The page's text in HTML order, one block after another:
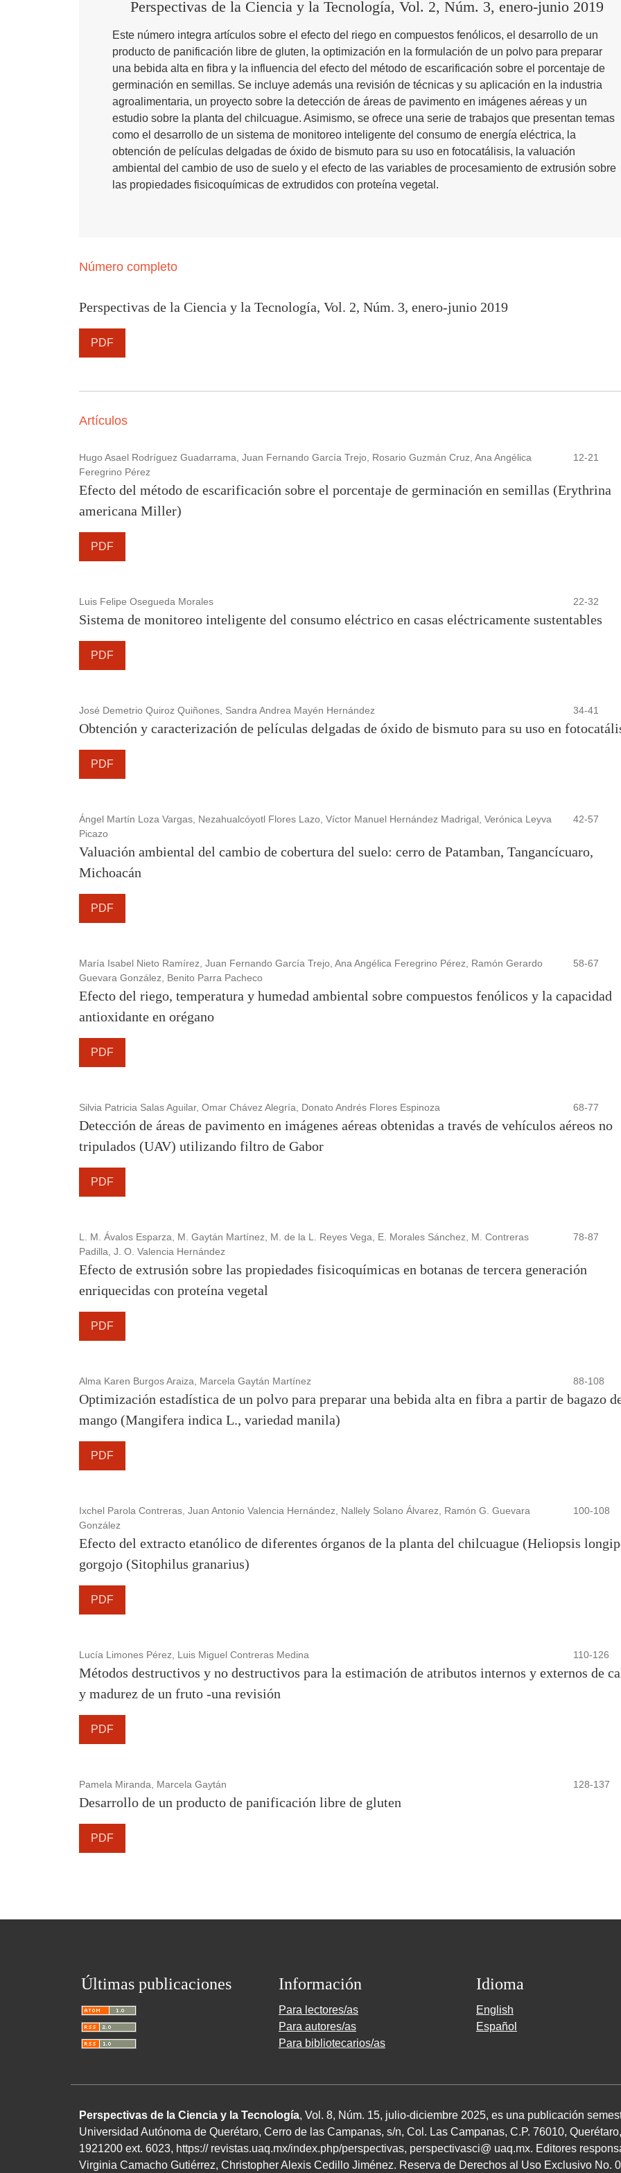
Perspectivas de la Ciencia y la Tecnología, Vol. 2, Núm. 3, enero-junio 2019
Este número integra artículos sobre el efecto del riego en compuestos fenólicos, el desarrollo de un
producto de panificación libre de gluten, la optimización en la formulación de un polvo para preparar
una bebida alta en fibra y la influencia del efecto del método de escarificación sobre el porcentaje de
germinación en semillas. Se incluye además una revisión de técnicas y su aplicación en la industria
agroalimentaria, un proyecto sobre la detección de áreas de pavimento en imágenes aéreas y un
estudio sobre la planta del chilcuague. Asimismo, se ofrece una serie de trabajos que presentan temas
como el desarrollo de un sistema de monitoreo inteligente del consumo de energía eléctrica, la
obtención de películas delgadas de óxido de bismuto para su uso en fotocatálisis, la valuación
ambiental del cambio de uso de suelo y el efecto de las variables de procesamiento de extrusión sobre
las propiedades fisicoquímicas de extrudidos con proteína vegetal.
Número completo
Perspectivas de la Ciencia y la Tecnología, Vol. 2, Núm. 3, enero-junio 2019
PDF
Artículos
Hugo Asael Rodríguez Guadarrama, Juan Fernando García Trejo, Rosario Guzmán Cruz, Ana Angélica
Feregrino Pérez
12-21
Efecto del método de escarificación sobre el porcentaje de germinación en semillas (Erythrina
americana Miller)
PDF
Luis Felipe Osegueda Morales 22-32
Sistema de monitoreo inteligente del consumo eléctrico en casas eléctricamente sustentables
PDF
José Demetrio Quiroz Quiñones, Sandra Andrea Mayén Hernández 34-41
Obtención y caracterización de películas delgadas de óxido de bismuto para su uso en
PDF
Ángel Martín Loza Vargas, Nezahualcóyotl Flores Lazo, Víctor Manuel Hernández Madrigal, Verónica Leyva
Picazo
42-57
Valuación ambiental del cambio de cobertura del suelo: cerro de Patamban, Tangancícuaro,
Michoacán
PDF
María Isabel Nieto Ramírez, Juan Fernando García Trejo, Ana Angélica Feregrino Pérez, Ramón Gerardo
Guevara González, Benito Parra Pacheco
58-67
Efecto del riego, temperatura y humedad ambiental sobre compuestos fenólicos y la capacidad
antioxidante en orégano
PDF
Silvia Patricia Salas Aguilar, Omar Chávez Alegría, Donato Andrés Flores Espinoza 68-77
Detección de áreas de pavimento en imágenes aéreas obtenidas a través de vehículos aéreos no
tripulados (UAV) utilizando filtro de Gabor
PDF
L. M. Ávalos Esparza, M. Gaytán Martínez, M. de la L. Reyes Vega, E. Morales Sánchez, M. Contreras
Padilla, J. O. Valencia Hernández
78-87
Efecto de extrusión sobre las propiedades fisicoquímicas en botanas de tercera generación
enriquecidas con proteína vegetal
PDF
Alma Karen Burgos Araiza, Marcela Gaytán Martínez 88-108
Optimización estadística de un polvo para preparar una bebida alta en fibra a partir de bagazo
mango (Mangifera indica L., variedad manila)
PDF
Ixchel Parola Contreras, Juan Antonio Valencia Hernández, Nallely Solano Álvarez, Ramón G. Guevara
González
100-108
Efecto del extracto etanólico de diferentes órganos de la planta del chilcuague (Heliopsis
gorgojo (Sitophilus granarius)
PDF
Lucía Limones Pérez, Luis Miguel Contreras Medina 110-126
Métodos destructivos y no destructivos para la estimación de atributos internos y externos de
y madurez de un fruto -una revisión
PDF
Pamela Miranda, Marcela Gaytán 128-137
Desarrollo de un producto de panificación libre de gluten
PDF
Últimas publicaciones Información
Para lectores/as
Para autores/as
Para bibliotecarios/as
Idioma
English
Español
Perspectivas de la Ciencia y la Tecnología, Vol. 8, Núm. 15, julio-diciembre 2025, es una publicación
Universidad Autónoma de Querétaro, Cerro de las Campanas, s/n, Col. Las Campanas, C.P. 76010,
1921200 ext. 6023, https:// revistas.uaq.mx/index.php/perspectivas, perspectivasci@ uaq.mx. Editores
Virginia Camacho Gutiérrez, Christopher Alexis Cedillo Jiménez. Reserva de Derechos al Uso Exclusivo No.